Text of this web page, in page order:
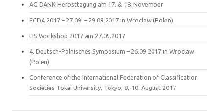
AG DANK Herbsttagung am 17. & 18. November
ECDA 2017 – 27.09. – 29.09.2017 in Wroclaw (Polen)
LIS Workshop 2017 am 27.09.2017
4. Deutsch-Polnisches Symposium – 26.09.2017 in Wroclaw
(Polen)
Conference of the International Federation of Classification
Societies Tokai University, Tokyo, 8.-10. August 2017